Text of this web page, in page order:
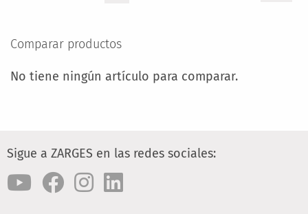
Comparar productos
No tiene ningún artículo para comparar.
Sigue a ZARGES en las redes sociales: